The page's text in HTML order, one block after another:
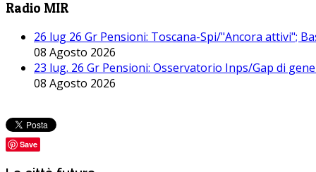
Radio MIR
26 lug 26 Gr Pensioni: Toscana-Spi/"Ancora attivi";
08 Agosto 2026
23 lug. 26 Gr Pensioni: Osservatorio Inps/Gap di
08 Agosto 2026
Save